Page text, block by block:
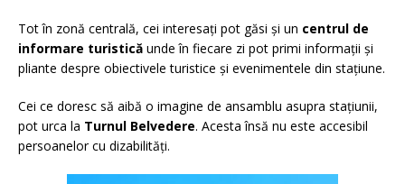
Tot în zonă centrală, cei interesați pot găsi și un centrul de
informare turistică unde în fiecare zi pot primi informații și
pliante despre obiectivele turistice și evenimentele din stațiune.
Cei ce doresc să aibă o imagine de ansamblu asupra stațiunii,
pot urca la Turnul Belvedere. Acesta însă nu este accesibil
persoanelor cu dizabilități.